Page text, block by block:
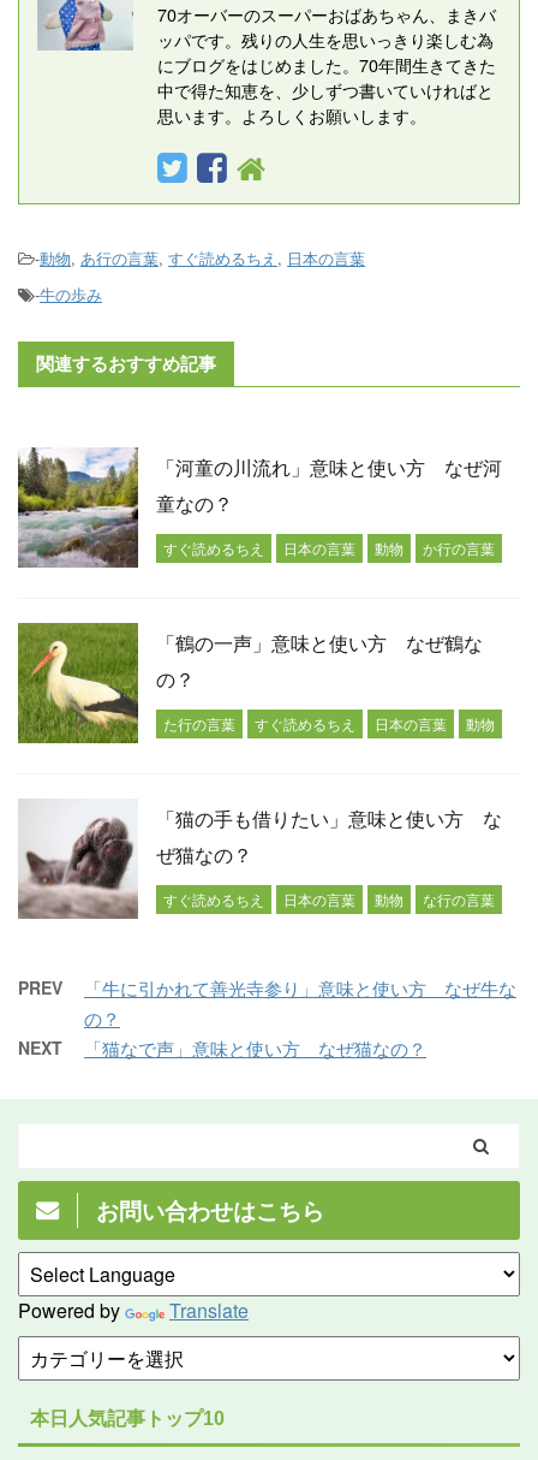
70オーバーのスーパーおばあちゃん、まきバ
ッパです。残りの人生を思いっきり楽しむ為
にブログをはじめました。70年間生きてきた
中で得た知恵を、少しずつ書いていければと
思います。よろしくお願いします。
-動物, あ行の言葉, すぐ読めるちえ , 日本の言葉
-牛の歩み
関連するおすすめ記事
「河童の川流れ」意味と使い方 なぜ河
童なの？
すぐ読めるちえ 日本の言葉 動物 か行の言葉
「鶴の一声」意味と使い方 なぜ鶴な
の？
た行の言葉 すぐ読めるちえ 日本の言葉 動物
「猫の手も借りたい」意味と使い方 な
ぜ猫なの？
すぐ読めるちえ 日本の言葉 動物 な行の言葉
PREV
「牛に引かれて善光寺参り」意味と使い方 なぜ牛な
の？
NEXT 「猫なで声」意味と使い方 なぜ猫なの？
お問い合わせはこちら
Powered by Translate
本日人気記事トップ10